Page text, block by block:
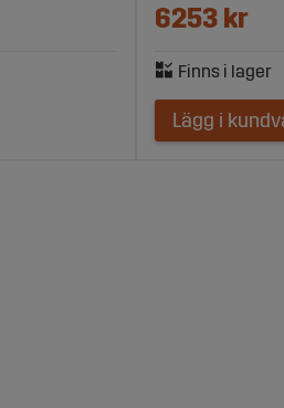
6253 kr
Lägg i